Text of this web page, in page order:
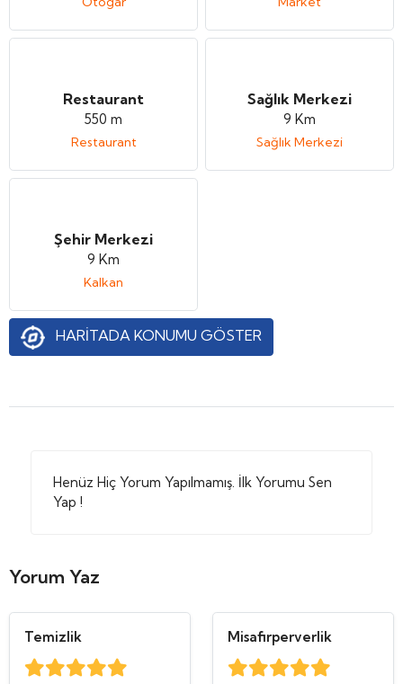
Restaurant
550 m
Restaurant
Sağlık Merkezi
9 Km
Sağlık Merkezi
Şehir Merkezi
9 Km
Kalkan
HARİTADA KONUMU GÖSTER
Henüz Hiç Yorum Yapılmamış. İlk Yorumu Sen
Yap !
Yorum Yaz
Temizlik Misafirperverlik